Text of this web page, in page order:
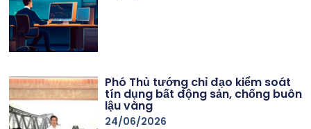
Phó Thủ tướng chỉ đạo kiểm soát
tín dụng bất động sản, chống buôn
lậu vàng
24/06/2026